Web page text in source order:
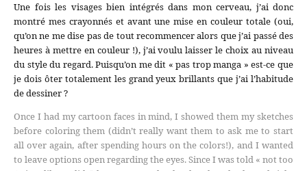
Une fois les visages bien intégrés dans mon cerveau, j’ai donc
montré mes crayonnés et avant une mise en couleur totale (oui,
qu’on ne me dise pas de tout recommencer alors que j’ai passé des
heures à mettre en couleur !), j’ai voulu laisser le choix au niveau
du style du regard. Puisqu’on me dit « pas trop manga » est-ce que
je dois ôter totalement les grand yeux brillants que j’ai l’habitude
de dessiner ?
Once I had my cartoon faces in mind, I showed them my sketches
before coloring them (didn’t really want them to ask me to start
all over again, after spending hours on the colors!), and I wanted
to leave options open regarding the eyes. Since I was told « not too